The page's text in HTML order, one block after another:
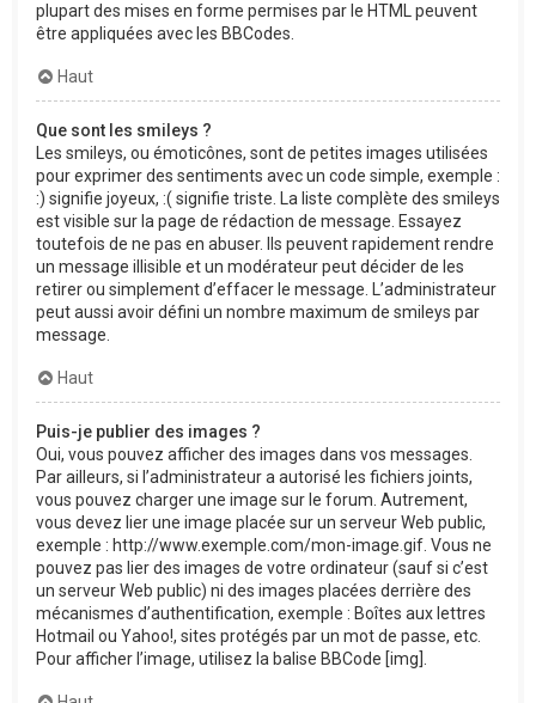
plupart des mises en forme permises par le HTML peuvent
être appliquées avec les BBCodes.
Haut
Que sont les smileys ?
Les smileys, ou émoticônes, sont de petites images utilisées
pour exprimer des sentiments avec un code simple, exemple :
:) signifie joyeux, :( signifie triste. La liste complète des smileys
est visible sur la page de rédaction de message. Essayez
toutefois de ne pas en abuser. Ils peuvent rapidement rendre
un message illisible et un modérateur peut décider de les
retirer ou simplement d’effacer le message. L’administrateur
peut aussi avoir défini un nombre maximum de smileys par
message.
Haut
Puis-je publier des images ?
Oui, vous pouvez afficher des images dans vos messages.
Par ailleurs, si l’administrateur a autorisé les fichiers joints,
vous pouvez charger une image sur le forum. Autrement,
vous devez lier une image placée sur un serveur Web public,
exemple : http://www.exemple.com/mon-image.gif. Vous ne
pouvez pas lier des images de votre ordinateur (sauf si c’est
un serveur Web public) ni des images placées derrière des
mécanismes d’authentification, exemple : Boîtes aux lettres
Hotmail ou Yahoo!, sites protégés par un mot de passe, etc.
Pour afficher l’image, utilisez la balise BBCode [img].